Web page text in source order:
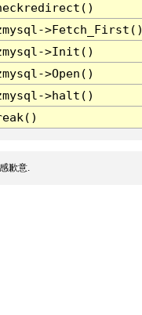
>Init()
>Open()
>halt()
歉意.